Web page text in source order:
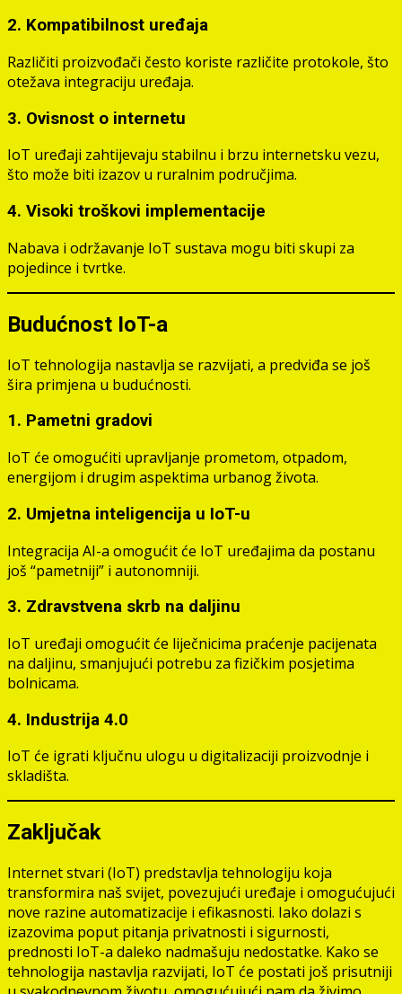
2. Kompatibilnost uređaja
Različiti proizvođači često koriste različite protokole, što
otežava integraciju uređaja.
3. Ovisnost o internetu
IoT uređaji zahtijevaju stabilnu i brzu internetsku vezu,
što može biti izazov u ruralnim područjima.
4. Visoki troškovi implementacije
Nabava i održavanje IoT sustava mogu biti skupi za
pojedince i tvrtke.
Budućnost IoT-a
IoT tehnologija nastavlja se razvijati, a predviđa se još
šira primjena u budućnosti.
1. Pametni gradovi
IoT će omogućiti upravljanje prometom, otpadom,
energijom i drugim aspektima urbanog života.
2. Umjetna inteligencija u IoT-u
Integracija AI-a omogućit će IoT uređajima da postanu
još “pametniji” i autonomniji.
3. Zdravstvena skrb na daljinu
IoT uređaji omogućit će liječnicima praćenje pacijenata
na daljinu, smanjujući potrebu za fizičkim posjetima
bolnicama.
4. Industrija 4.0
IoT će igrati ključnu ulogu u digitalizaciji proizvodnje i
skladišta.
Zaključak
Internet stvari (IoT) predstavlja tehnologiju koja
transformira naš svijet, povezujući uređaje i omogućujući
nove razine automatizacije i efikasnosti. Iako dolazi s
izazovima poput pitanja privatnosti i sigurnosti,
prednosti IoT-a daleko nadmašuju nedostatke. Kako se
tehnologija nastavlja razvijati, IoT će postati još prisutniji